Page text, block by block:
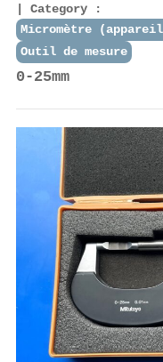
Category :
Micromètre (appareil
Outil de mesure
0-25mm